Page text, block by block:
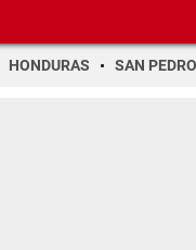
HONDURAS SAN PEDRO